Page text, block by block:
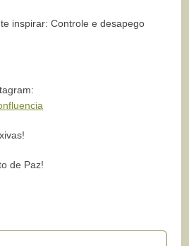
inspirar: Controle e desapego
de Paz!